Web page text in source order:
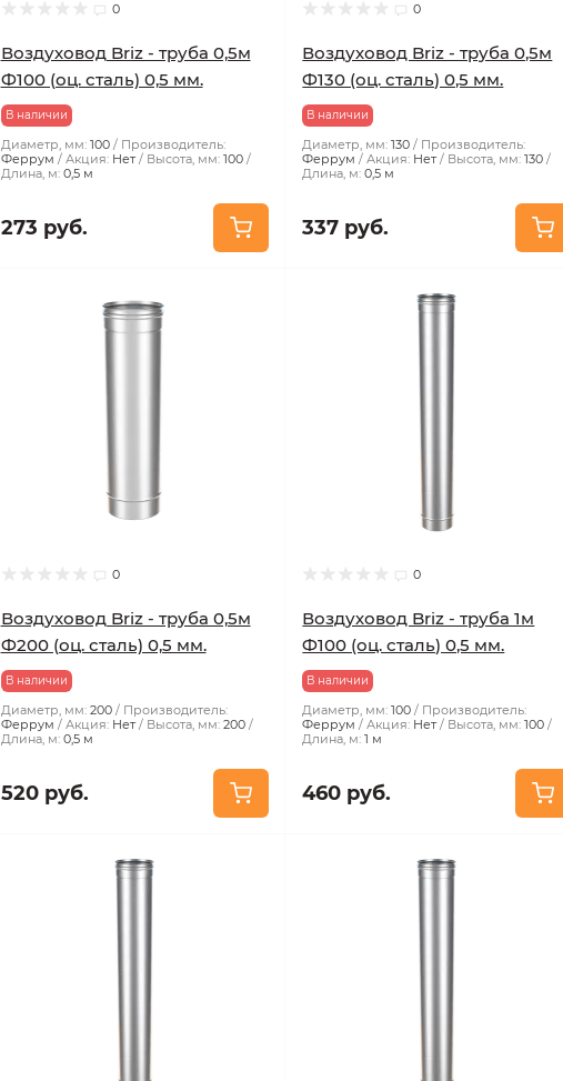
0
Воздуховод Briz - труба 0,5м
Ф100 (оц. сталь) 0,5 мм.
В наличии
Диаметр, мм: 100
Производитель:
Феррум
Акция: Нет Высота, мм: 100
Длина, м: 0,5 м
273 руб.
0
Воздуховод Briz - труба 0,5м
Ф130 (оц. сталь) 0,5 мм.
В наличии
Диаметр, мм: 130
Производитель:
Феррум
Акция: Нет Высота, мм: 130
Длина, м: 0,5 м
337 руб.
0
Воздуховод Briz - труба 0,5м
Ф200 (оц. сталь) 0,5 мм.
В наличии
Диаметр, мм: 200
Производитель:
Феррум
Акция: Нет Высота, мм: 200
Длина, м: 0,5 м
520 руб.
0
Воздуховод Briz - труба 1м
Ф100 (оц. сталь) 0,5 мм.
В наличии
Диаметр, мм: 100
Производитель:
Феррум
Акция: Нет Высота, мм: 100
Длина, м: 1 м
460 руб.